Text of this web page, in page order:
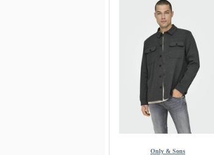
Only & Sons